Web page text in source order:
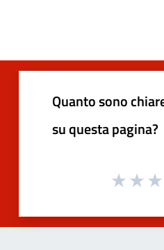
Quanto sono
su questa pagina?